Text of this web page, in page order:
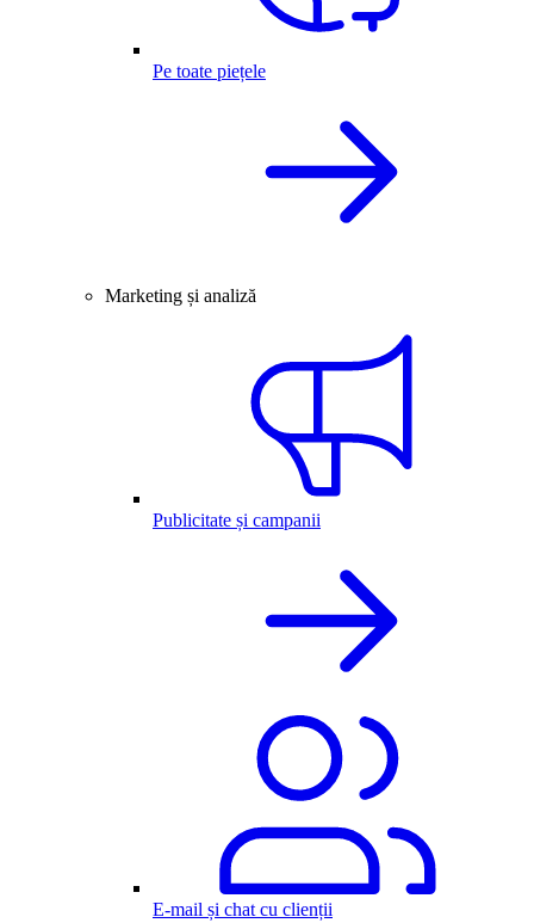
Pe toate piețele
Marketing și analiză
Publicitate și campanii
E-mail și chat cu clienții